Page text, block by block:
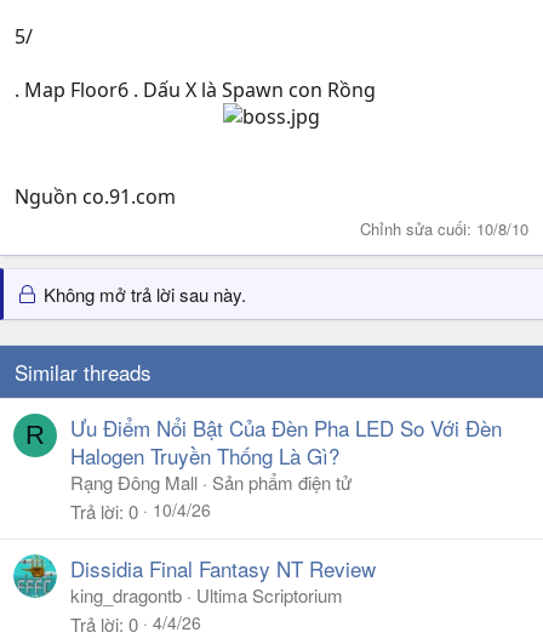
5/
. Map Floor6 . Dấu X là Spawn con Rồng
Nguồn co.91.com
Chỉnh sửa cuối: 10/8/10
Không mở trả lời sau này.
Similar threads
R
Ưu Điểm Nổi Bật Của Đèn Pha LED So Với Đèn
Halogen Truyền Thống Là Gì?
Rạng Đông Mall
Sản phẩm điện tử
Trả lời 0 10/4/26
Dissidia Final Fantasy NT Review
king_dragontb
Ultima Scriptorium
Trả lời 0 4/4/26